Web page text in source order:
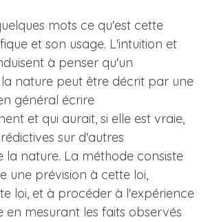
mots ce qu'est cette
et son usage. L'intuition et
à penser qu'un
nature peut être décrit par une
général écrire
et qui aurait, si elle est vraie,
sur d'autres
la nature. La méthode consiste
une prévision à cette loi,
loi, et à procéder à l'expérience
mesurant les faits observés